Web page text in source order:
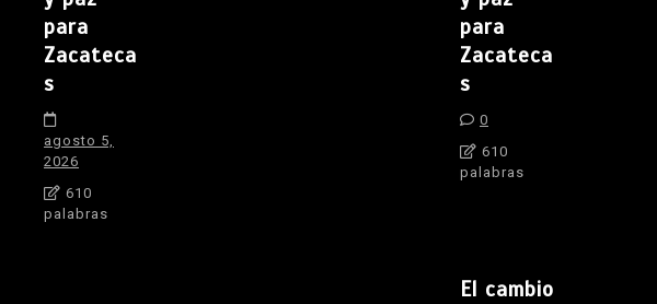
para
Zacateca
s
agosto 5,
2026
610
palabras
para
Zacateca
s
0
610
palabras
El cambio